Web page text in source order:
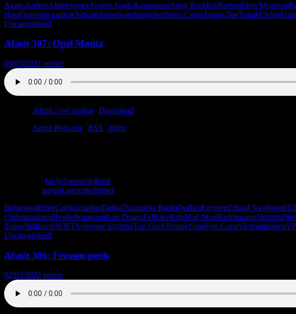
Aktie-AndersAktiehjørnetAnders Fogh RasmussenAndy RoddickBørsenElvis Morrison
HøstOmvendt kasketOstSaabSpeedwaySpøgelserSven CarlinTennisTipsTobakUbådeUran
Uncategorized
Afsnit 307: Opel Manta
09/03/2022 admin
Afspil i nyt vindue Download
Apple Podcasts RSS
More
bit.ly/lydenafjylland
paypal.me/virkelighed
BølgepomfritterCocktailpølserDallasDanmarks RadioDollarsEgyptenErhard JakobsenEU
ChristianshavnHvedeInstagramIvan DragoJodKievKrigMad MenNarkomanerNazister
TodayStålkamSWIFTSylvester StalloneTop GunUkraineUranViet CongVietnamkrigen
Uncategorized
Afsnit 306: Frossen penis
02/03/2022 admin